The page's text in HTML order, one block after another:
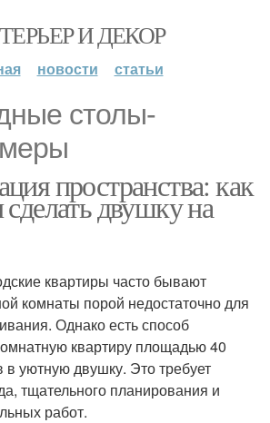
И ДЕКОР
новости статьи
столы-
пространства: как
двушку на
квартиры часто бывают
комнаты порой недостаточно для
Однако есть способ
квартиру площадью 40
в уютную двушку. Это требует
тщательного планирования и
работ.